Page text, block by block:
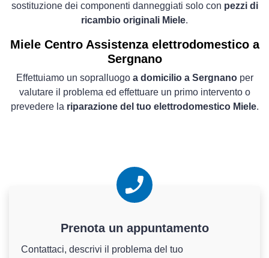
sostituzione dei componenti danneggiati solo con pezzi di
ricambio originali Miele.
Miele Centro Assistenza elettrodomestico a
Sergnano
Effettuiamo un sopralluogo a domicilio a Sergnanoper
valutare il problema ed effettuare un primo intervento o
prevedere la riparazione del tuo elettrodomestico Miele.
Prenota un appuntamento
Contattaci, descrivi il problema del tuo